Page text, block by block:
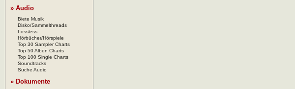
» Audio
Biete Musik
Disko/Sammelthreads
Lossless
Hörbücher/Hörspiele
Top 30 Sampler Charts
Top 50 Alben Charts
Top 100 Single Charts
Soundtracks
Suche Audio
» Dokumente